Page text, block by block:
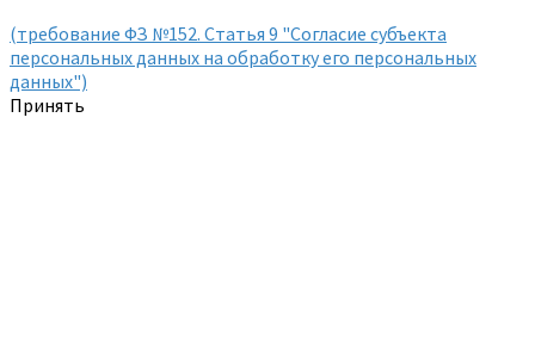
(требование ФЗ №152. Статья 9 "Согласие субъекта
персональных данных на обработку его персональных
данных")
Принять